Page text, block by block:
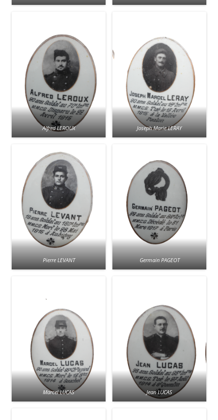
Alfred LEROUX Joseph Marie LERAY
Pierre LEVANT Germain PAGEOT
Marcel LUCAS Jean LUCAS